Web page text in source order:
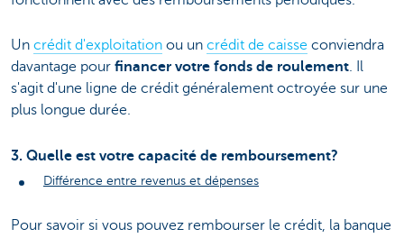
Un crédit d'exploitation ou un crédit de caisse conviendra
davantage pour financer votre fonds de roulement. Il
s'agit d'une ligne de crédit généralement octroyée sur une
plus longue durée.
3. Quelle est votre capacité de remboursement?
Différence entre revenus et dépenses
Pour savoir si vous pouvez rembourser le crédit, la banque